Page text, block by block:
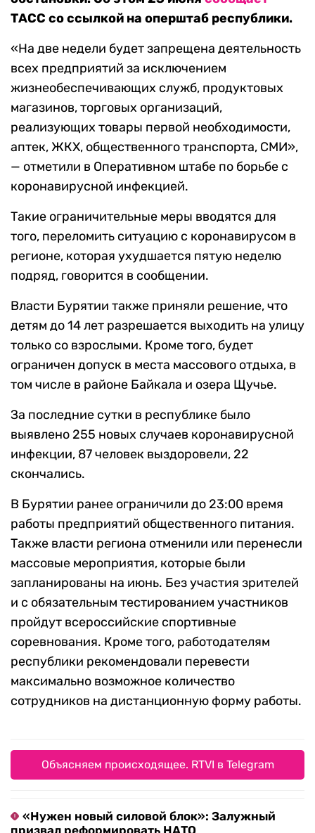
ТАСС со ссылкой на оперштаб республики.
«На две недели будет запрещена деятельность
всех предприятий за исключением
жизнеобеспечивающих служб, продуктовых
магазинов, торговых организаций,
реализующих товары первой необходимости,
аптек, ЖКХ, общественного транспорта, СМИ»,
— отметили в Оперативном штабе по борьбе с
коронавирусной инфекцией.
Такие ограничительные меры вводятся для
того, переломить ситуацию с коронавирусом в
регионе, которая ухудшается пятую неделю
подряд, говорится в сообщении.
Власти Бурятии также приняли решение, что
детям до 14 лет разрешается выходить на улицу
только со взрослыми. Кроме того, будет
ограничен допуск в места массового отдыха, в
том числе в районе Байкала и озера Щучье.
За последние сутки в республике было
выявлено 255 новых случаев коронавирусной
инфекции, 87 человек выздоровели, 22
скончались.
В Бурятии ранее ограничили до 23:00 время
работы предприятий общественного питания.
Также власти региона отменили или перенесли
массовые мероприятия, которые были
запланированы на июнь. Без участия зрителей
и с обязательным тестированием участников
пройдут всероссийские спортивные
соревнования. Кроме того, работодателям
республики рекомендовали перевести
максимально возможное количество
сотрудников на дистанционную форму работы.
Объясняем происходящее. RTVI в Telegram
«Нужен новый силовой блок»: Залужный